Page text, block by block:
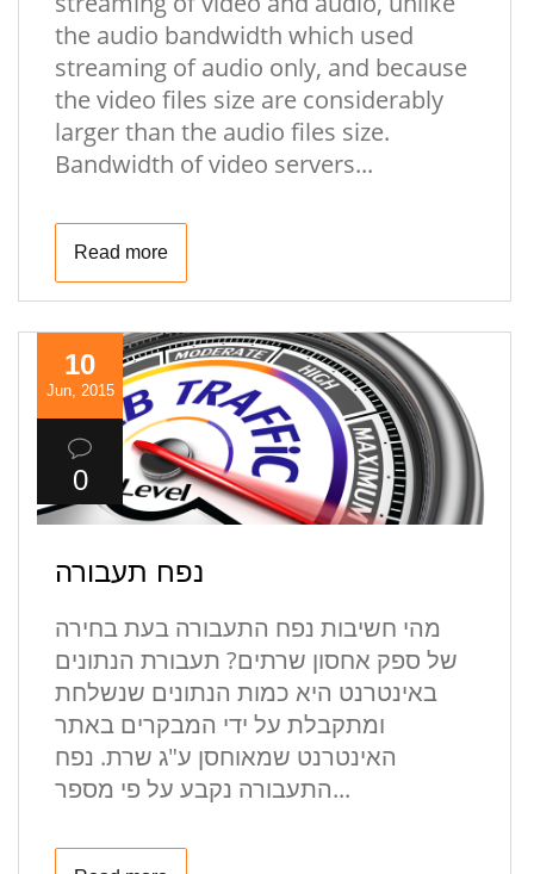
the audio bandwidth which used
streaming of audio only, and because
the video files size are considerably
larger than the audio files size.
Bandwidth of video servers...
Read more
10
Jun, 2015
0
נפח תעבורה
מהי חשיבות נפח התעבורה בעת בחירה
של ספק אחסון שרתים? תעבורת הנתונים
באינטרנט היא כמות הנתונים שנשלחת
ומתקבלת על ידי המבקרים באתר
האינטרנט שמאוחסן ע"ג שרת. נפח
התעבורה נקבע על פי מספר...